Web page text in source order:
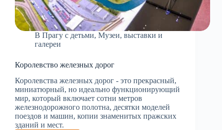
В Прагу с детьми, Музеи, выставки и
галереи
Королевство железных дорог
Королевства железных дорог - это прекрасный,
миниатюрный, но идеально функционирующий
мир, который включает сотни метров
железнодорожного полотна, десятки моделей
поездов и машин, копии знаменитых пражских
зданий и мест.